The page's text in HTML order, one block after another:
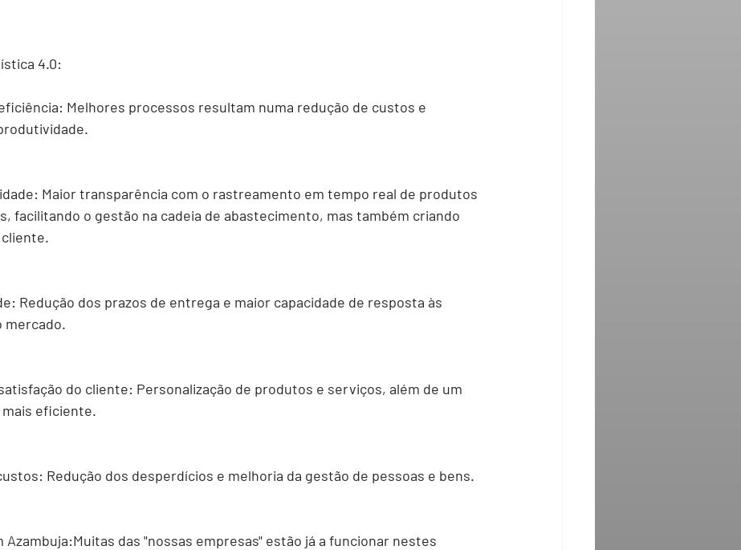
4.0:
Melhores processos resultam numa redução de custos e
Maior transparência com o rastreamento em tempo real de produtos
facilitando o gestão na cadeia de abastecimento, mas também criando
Redução dos prazos de entrega e maior capacidade de resposta às
mercado.
do cliente: Personalização de produtos e serviços, além de um
eficiente.
Redução dos desperdícios e melhoria da gestão de pessoas e bens.
Azambuja:Muitas das "nossas empresas" estão já a funcionar nestes